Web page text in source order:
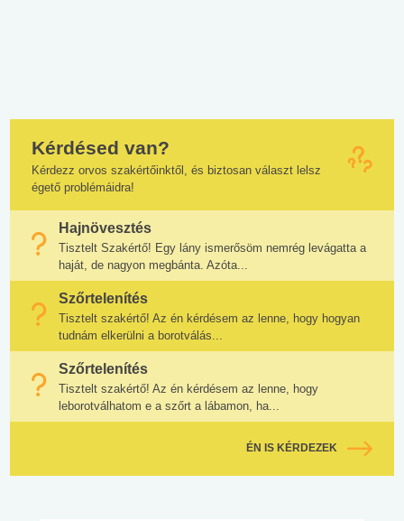
Kérdésed van?
Kérdezz orvos szakértőinktől, és biztosan választ lelsz
égető problémáidra!
Hajnövesztés
Tisztelt Szakértő! Egy lány ismerősöm nemrég levágatta a
haját, de nagyon megbánta. Azóta...
Szőrtelenítés
Tisztelt szakértő! Az én kérdésem az lenne, hogy hogyan
tudnám elkerülni a borotválás...
Szőrtelenítés
Tisztelt szakértő! Az én kérdésem az lenne, hogy
leborotválhatom e a szőrt a lábamon, ha...
ÉN IS KÉRDEZEK